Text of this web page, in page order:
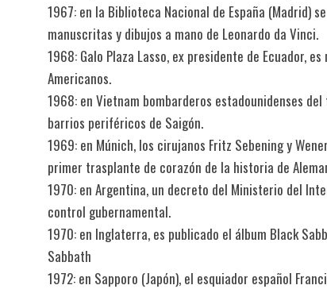
1967: en la Biblioteca Nacional de España (Madrid)
manuscritas y dibujos a mano de Leonardo da Vinci.
1968: Galo Plaza Lasso, ex presidente de Ecuador,
Americanos.
1968: en Vietnam bombarderos estadounidenses
barrios periféricos de Saigón.
1969: en Múnich, los cirujanos Fritz Sebening y
primer trasplante de corazón de la historia de
1970: en Argentina, un decreto del Ministerio del
control gubernamental.
1970: en Inglaterra, es publicado el álbum Black
Sabbath
1972: en Sapporo (Japón), el esquiador español